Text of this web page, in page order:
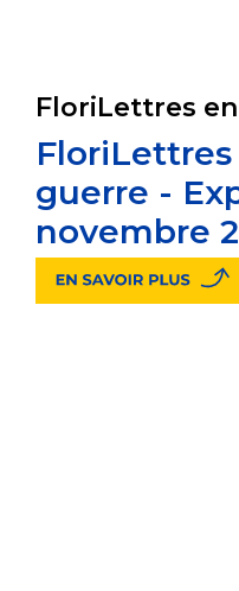
FloriLettres
FloriLettres
guerre -
novembre